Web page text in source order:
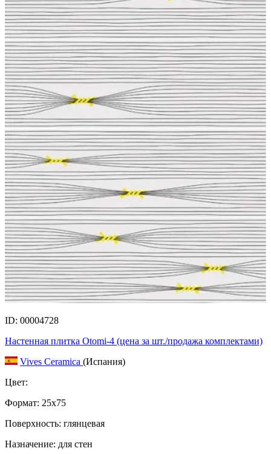
ID: 00004728
Настенная плитка Otomi-4 (цена за шт./продажа комплектами)
Vives Ceramica (Испания)
Цвет:
Формат: 25x75
Поверхность: глянцевая
Назначение: для стен